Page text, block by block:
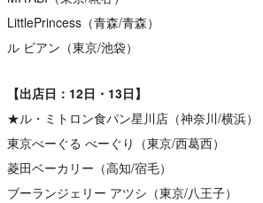
LittlePrincess（青森/青森）
ル ビアン（東京/池袋）
【出店日：12日・13日】
★ル・ミトロン食パン星川店（神奈川/横浜）
東京べーぐる べーぐり（東京/西葛西）
菱田ベーカリー（高知/宿毛）
ブーランジェリー アツシ（東京/八王子）